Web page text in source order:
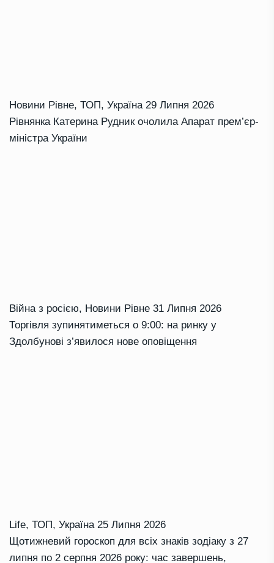
Новини Рівне, ТОП, Україна 29 Липня 2026
Рівнянка Катерина Рудник очолила Апарат прем’єр-
міністра України
Війна з росією, Новини Рівне 31 Липня 2026
Торгівля зупинятиметься о 9:00: на ринку у
Здолбунові з’явилося нове оповіщення
Life, ТОП, Україна 25 Липня 2026
Щотижневий гороскоп для всіх знаків зодіаку з 27
липня по 2 серпня 2026 року: час завершень,